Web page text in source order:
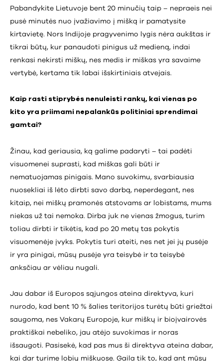
Pabandykite Lietuvoje bent 20 minučių taip – nepraeis nei
pusė minutės nuo įvažiavimo į mišką ir pamatysite
kirtavietę. Nors Indijoje pragyvenimo lygis nėra aukštas ir
tikrai būtų, kur panaudoti pinigus už medieną, indai
renkasi nekirsti miškų, nes medis ir miškas yra savaime
vertybė, kertama tik labai išskirtiniais atvejais.
Kaip rasti stiprybės nenuleisti rankų, kai vienas po
kito yra priimami nepalankūs politiniai sprendimai
gamtai?
Žinau, kad geriausia, ką galime padaryti – tai padėti
visuomenei suprasti, kad miškas gali būti ir
nematuojamas pinigais. Mano suvokimu, svarbiausia
nuosekliai iš lėto dirbti savo darbą, neperdegant, nes
kitaip, nei miškų pramonės atstovams ar lobistams, mums
niekas už tai nemoka. Dirba juk ne vienas žmogus, turim
toliau dirbti ir tikėtis, kad po 20 metų tas pokytis
visuomenėje įvyks. Pokytis turi ateiti, nes net jei jų pusėje
ir yra pinigai, mūsų pusėje yra teisybė ir ta teisybė
anksčiau ar vėliau nugali.
Jau dabar iš Europos sąjungos ateina direktyva, kuri
nurodo, kad bent 10 % šalies teritorijos turėtų būti griežtai
saugoma, nes Vakarų Europoje, kur miškų ir bioįvairovės
praktiškai nebeliko, jau atėjo suvokimas ir noras
išsaugoti. Pasisekė, kad pas mus ši direktyva ateina dabar,
kai dar turime lobių miškuose. Gaila tik to, kad ant mūsų